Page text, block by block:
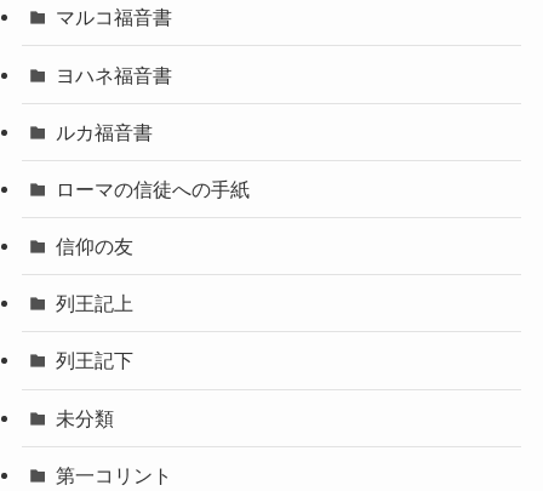
マルコ福音書
ヨハネ福音書
ルカ福音書
ローマの信徒への手紙
信仰の友
列王記上
列王記下
未分類
第一コリント